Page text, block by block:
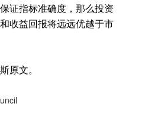
证指标准确度，那么投资
收益回报将远远优越于市
原文。